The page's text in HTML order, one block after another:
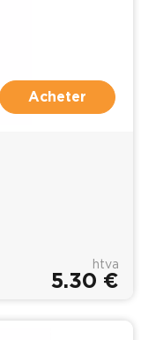
Acheter
htva
5.30 €